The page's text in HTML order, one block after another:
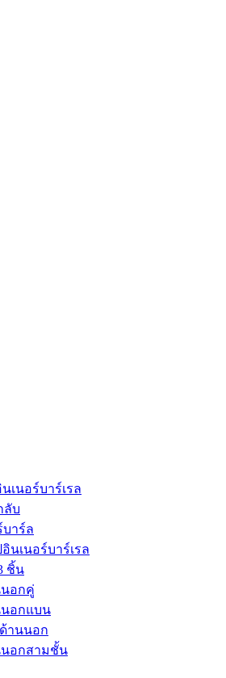
เนอร์บาร์เรล
ลับ
บาร์ล
นเนอร์บาร์เรล
ชิ้น
อกคู่
อกแบน
านนอก
อกสามชั้น